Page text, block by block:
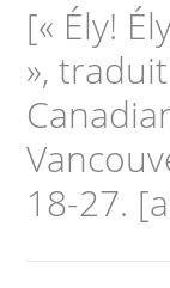
[« Ély!
»,
18-27.